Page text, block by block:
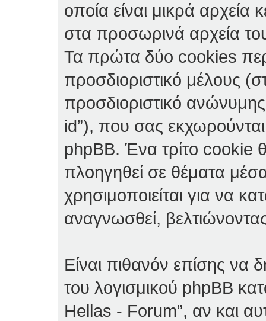
οποία είναι μικρά αρχεία
στα προσωρινά αρχεία
Τα πρώτα δύο cookies
προσδιοριστικό μέλους
προσδιοριστικό
id”), που σας
phpBB. Ένα τρίτο cookie
πλοηγηθεί σε θέματα
χρησιμοποιείται για να
αναγνωσθεί,
Είναι πιθανόν επίσης να
του λογισμικού phpBB
Hellas - Forum”, αν και